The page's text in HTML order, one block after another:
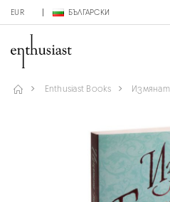
EUR БЪЛГАРСКИ
Enthusiast Books